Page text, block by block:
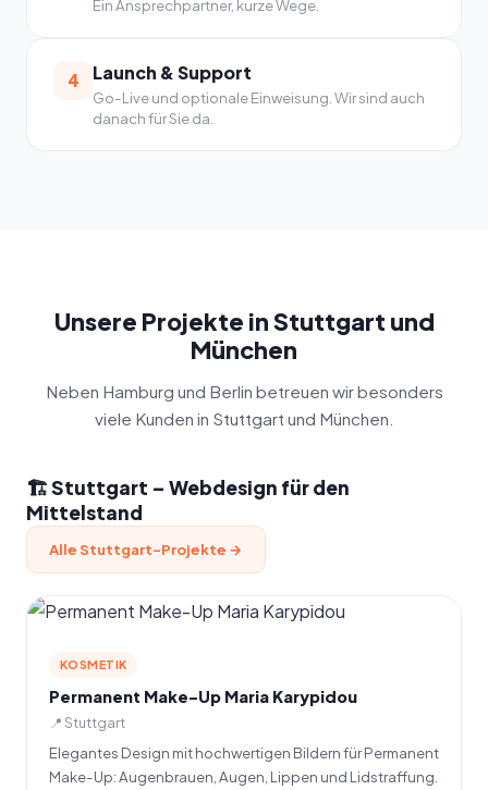
Ein Ansprechpartner, kurze Wege.
4 Launch & Support
Go-Live und optionale Einweisung. Wir sind auch
danach für Sie da.
Unsere Projekte in Stuttgart und
München
Neben Hamburg und Berlin betreuen wir besonders
viele Kunden in Stuttgart und München.
🏗️ Stuttgart – Webdesign für den
Mittelstand
Alle Stuttgart-Projekte →
KOSMETIK
Permanent Make-Up Maria Karypidou
📍 Stuttgart
Elegantes Design mit hochwertigen Bildern für Permanent
Make-Up: Augenbrauen, Augen, Lippen und Lidstraffung.